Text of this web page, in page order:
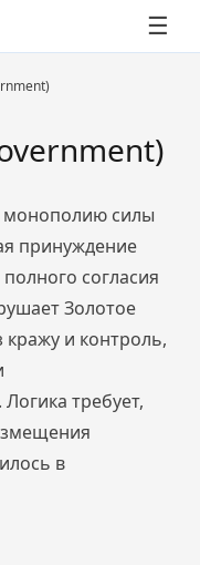
☰
монополию силы
принуждение
согласия
Золотое
кражу и контроль,
требует,
в